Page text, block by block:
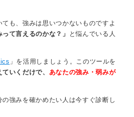
も、強みは思いつかないものですよ
って言えるのかな？」
と悩んでいる人
」を活用しましょう。このツールを
いくだけで、 あなたの強み・弱みが
の強みを確かめたい人は今すぐ診断し